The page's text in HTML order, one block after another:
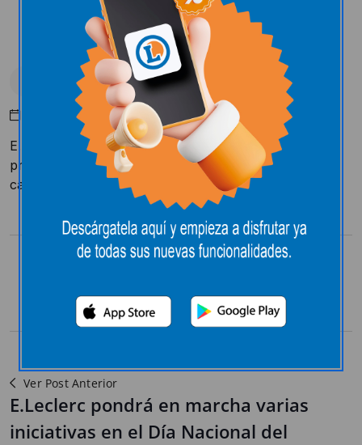
E.Leclerc en los medios
Abril 29, 2020
E.Lelclerc gastó en 2019 más de 13 millones en
proveedores locales.El hipermercado iniciará una
campaña de productos locales.
Compartir:
Ver Post Anterior
E.Leclerc pondrá en marcha varias
iniciativas en el Día Nacional del